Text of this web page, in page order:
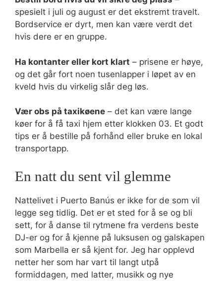
spesielt i juli og august er det ekstremt travelt.
Bordservice er dyrt, men kan være verdt det
hvis dere er en gruppe.
Ha kontanter eller kort klart – prisene er høye,
og det går fort noen tusenlapper i løpet av en
kveld hvis du virkelig slår deg løs.
Vær obs på taxikøene – det kan være lange
køer for å få taxi hjem etter klokken 03. Et godt
tips er å bestille på forhånd eller bruke en lokal
transportapp.
En natt du sent vil glemme
Nattelivet i Puerto Banús er ikke for de som vil
legge seg tidlig. Det er et sted for å se og bli
sett, for å danse til rytmene fra verdens beste
DJ-er og for å kjenne på luksusen og galskapen
som Marbella er så kjent for. Jeg har opplevd
netter her som har vart til langt utpå
formiddagen, med latter, musikk og nye